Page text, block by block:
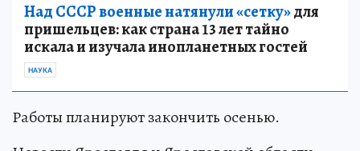
Над СССР военные натянули «сетку»для
пришельцев: как страна 13 лет тайно
искала и изучала инопланетных гостей
НАУКА
Работы планируют закончить осенью.